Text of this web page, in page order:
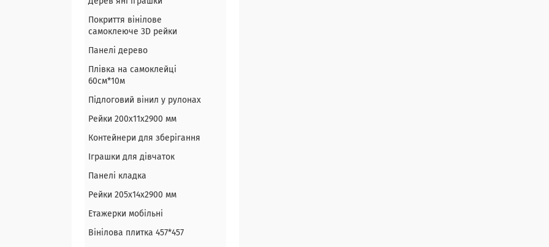
Покриття вінілове
самоклеюче 3D рейки
Панелі дерево
Плівка на самоклейці
60см*10м
Підлоговий вінил у рулонах
Рейки 200х11х2900 мм
Контейнери для зберігання
Іграшки для дівчаток
Панелі кладка
Рейки 205х14х2900 мм
Етажерки мобільні
Вінілова плитка 457*457